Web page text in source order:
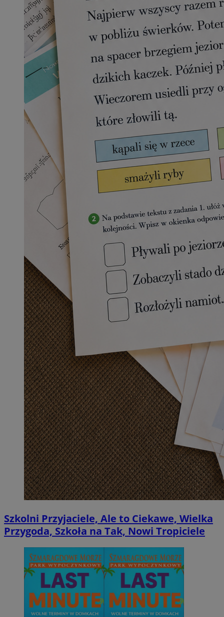
Szkolni Przyjaciele, Ale to Ciekawe, Wielka
Przygoda, Szkoła na Tak, Nowi Tropiciele